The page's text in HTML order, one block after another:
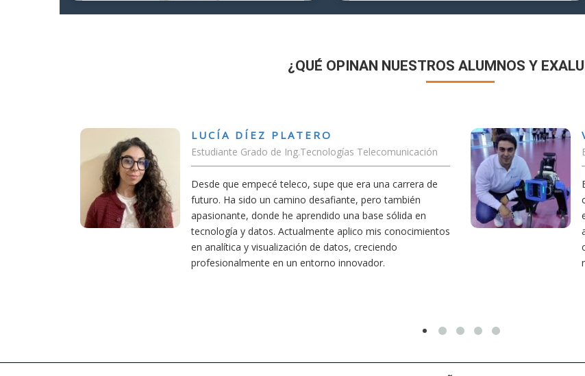
¿QUÉ OPINAN NUESTROS ALUMNOS Y
DÍEZ PLATERO
Grado de Ing.Tecnologías Telecomunicación
empecé teleco, supe que era una carrera de
sido un camino desafiante, pero también
donde he aprendido una base sólida en
y datos. Actualmente aplico mis conocimientos
VÍCTOR SÁNCHEZ VALENCIA
Estudiante Doble Grado Teleco-ADE
Estudiar teleco me ha permitido comprender
conectividad afecta nuestra vida diaria. Aunque la
exige esfuerzo, he dedicado parte de mi tiempo a
actividades como el salvamento y socorrismo.
convencido de que elegir teleco ha sido una de las
mejores decisiones que he tomado.